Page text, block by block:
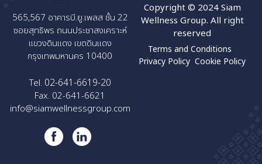
565,567 อาคารบี.ยู.เพลส ชั้น 22
ซอยสุทธิพร ถนนประชาสงเคราะห์
แขวงดินแดง เขตดินแดง
กรุงเทพมหานคร 10400
Tel. 02-641-6619-20
Fax. 02-641-6621
info@siamwellnessgroup.com
Copyright © 2024 Siam
Wellness Group. All right
reserved
Terms and Conditions
Privacy Policy Cookie Policy